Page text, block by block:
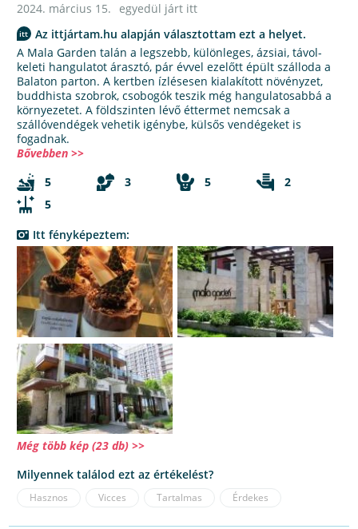
2024. március 15.
egyedül járt itt
Az ittjártam.hu alapján választottam ezt a helyet.
A Mala Garden talán a legszebb, különleges, ázsiai, távol-
keleti hangulatot árasztó, pár évvel ezelőtt épült szálloda a
Balaton parton. A kertben ízlésesen kialakított növényzet,
buddhista szobrok, csobogók teszik még hangulatosabbá a
környezetet. A földszinten lévő éttermet nemcsak a
szállóvendégek vehetik igénybe, külsős vendégeket is
fogadnak.
Bővebben >>
5
3 5
2
5
Itt fényképeztem:
Még több kép (23 db) >>
Milyennek találod ezt az értékelést?
Hasznos Vicces Tartalmas Érdekes